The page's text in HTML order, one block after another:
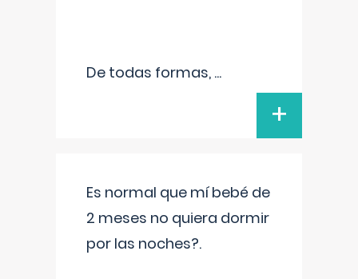
De todas formas, ...
+
Es normal que mí bebé de
2 meses no quiera dormir
por las noches?.